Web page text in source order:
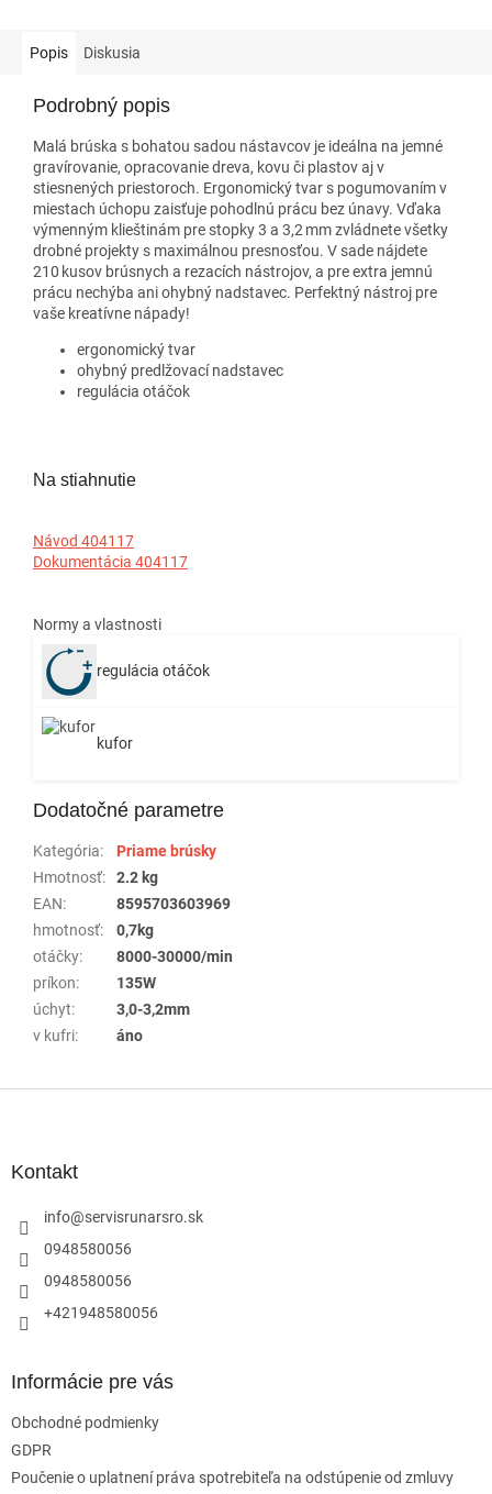
Popis Diskusia
Podrobný popis
Malá brúska s bohatou sadou nástavcov je ideálna na jemné
gravírovanie, opracovanie dreva, kovu či plastov aj v
stiesnených priestoroch. Ergonomický tvar s pogumovaním v
miestach úchopu zaisťuje pohodlnú prácu bez únavy. Vďaka
výmenným klieštinám pre stopky 3 a 3,2 mm zvládnete všetky
drobné projekty s maximálnou presnosťou. V sade nájdete
210 kusov brúsnych a rezacích nástrojov, a pre extra jemnú
prácu nechýba ani ohybný nadstavec. Perfektný nástroj pre
vaše kreatívne nápady!
ergonomický tvar
ohybný predlžovací nadstavec
regulácia otáčok
Na stiahnutie
Návod 404117
Dokumentácia 404117
Normy a vlastnosti
regulácia otáčok
kufor
Dodatočné parametre
Kategória:
Priame brúsky
Hmotnosť:
2.2 kg
EAN:
8595703603969
hmotnosť:
0,7kg
otáčky:
8000-30000/min
príkon:
135W
úchyt:
3,0-3,2mm
v kufri: áno
Kontakt
info@servisrunarsro.sk
0948580056
0948580056
+421948580056
Informácie pre vás
Obchodné podmienky
GDPR
Poučenie o uplatnení práva spotrebiteľa na odstúpenie od zmluvy